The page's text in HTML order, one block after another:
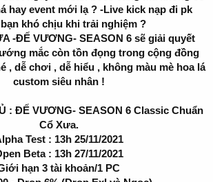
hay event mới lạ ? -Live kick nạp đi pk
khó chịu khi trải nghiệm ?
-ĐẾ VƯƠNG- SEASON 6 sẽ giải quyết
mắc còn tồn đọng trong cộng đồng
, dễ chơi , dễ hiểu , không màu mè hoa lá
custom siêu nhân !
: ĐẾ VƯƠNG- SEASON 6 Classic Chuẩn
Cổ Xưa.
Test : 13h 25/11/2021
Beta : 13h 27/11/2021
hạn 3 tài khoản/1 PC